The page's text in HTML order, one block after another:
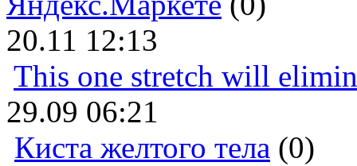
20.11 12:13
This one stretch will
29.09 06:21
Киста желтого тела (0)